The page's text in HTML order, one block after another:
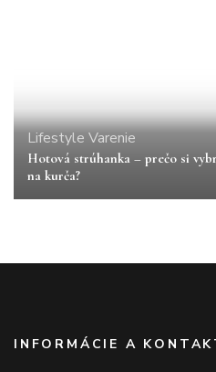
Lifestyle Varenie
Hotová strúhanka – prečo si
na kurča?
INFORMÁCIE A